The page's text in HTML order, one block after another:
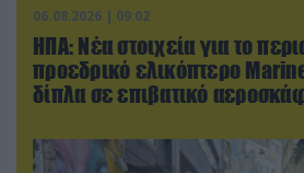
06.08.2026 | 09:02
ΗΠΑ: Nέα στοιχεία για το
προεδρικό ελικόπτερο
δίπλα σε επιβατικό